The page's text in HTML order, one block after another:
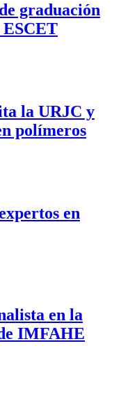
graduación
ESCET
la URJC y
polímeros
en
en la
IMFAHE